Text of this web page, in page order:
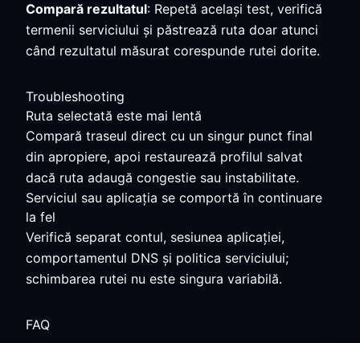
Compară rezultatul: Repetă același test, verifică
termenii serviciului și păstrează ruta doar atunci
când rezultatul măsurat corespunde rutei dorite.
Troubleshooting
Ruta selectată este mai lentă
Compară traseul direct cu un singur punct final
din apropiere, apoi restaurează profilul salvat
dacă ruta adaugă congestie sau instabilitate.
Serviciul sau aplicația se comportă în continuare
la fel
Verifică separat contul, sesiunea aplicației,
comportamentul DNS și politica serviciului;
schimbarea rutei nu este singura variabilă.
FAQ